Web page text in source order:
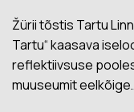
Žürii tõstis Tartu
Tartu“ kaasava
reflektiivsuse
muuseumit